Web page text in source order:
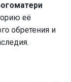
её
обретения и